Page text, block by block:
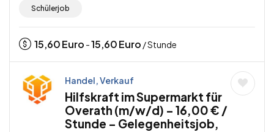
Schülerjob
15,60Euro -15,60Euro / Stunde
Handel, Verkauf
Hilfskraft im Supermarkt für
Overath (m/w/d) – 16,00 € /
Stunde – Gelegenheitsjob,